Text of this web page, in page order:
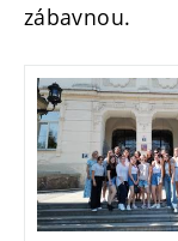
zábavnou.